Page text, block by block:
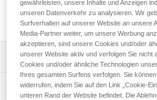
Ersatzkopfband für ARIA-
Leistungsverzeichnis
Ersatzkopfband für die
ARIA 2R RGB (Versionen ab
Technische Spezifikationen
gewährleisten, unsere Inhalte und Anzeigen
unseren Datenverkehr zu analysieren. Wir
Surfverhalten auf unserer Website an unsere
Media-Partner weiter, um unsere Werbung
akzeptieren, sind unsere Cookies und/oder
unserer Website aktiv und verfolgen Sie nicht
Cookies und/oder ähnliche Technologien
Ihres gesamten Surfens verfolgen. Sie
widerrufen, indem Sie auf den Link „Cookie-
unteren Rand der Website befindet. Die